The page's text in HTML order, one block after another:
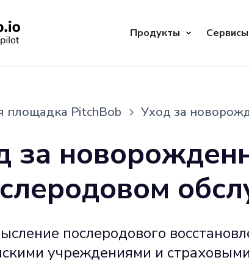
Продукты Сервисы
площадка PitchBob Уход за
за
послеродового
учреждениями и